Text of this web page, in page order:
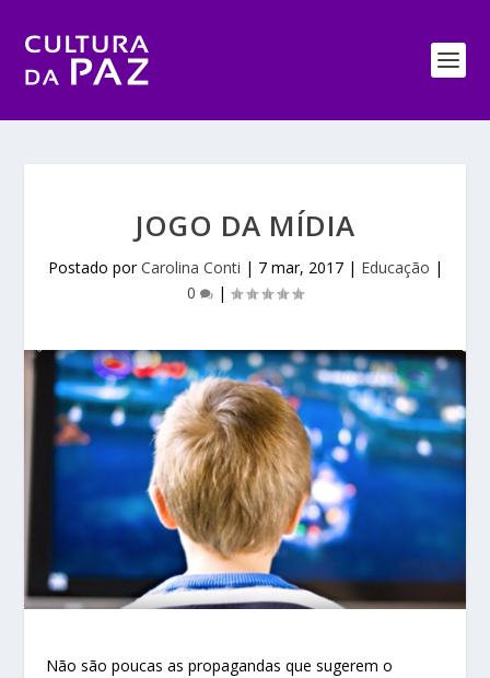
JOGO DA MÍDIA
Postado porCarolina Conti | 7 mar, 2017| Educação |
0
|
Não são poucas as propagandas que sugerem o